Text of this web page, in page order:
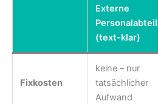
Externe
(text-klar)
Fixkosten
keine – nur
tatsächlicher
Aufwand